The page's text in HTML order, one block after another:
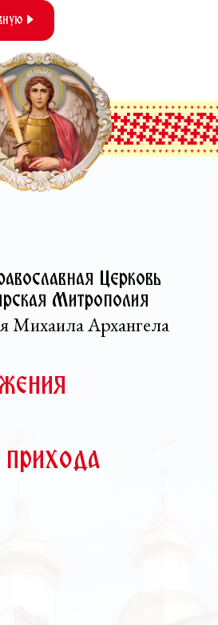
Церковь­
Митрополия
Михаила Архангела